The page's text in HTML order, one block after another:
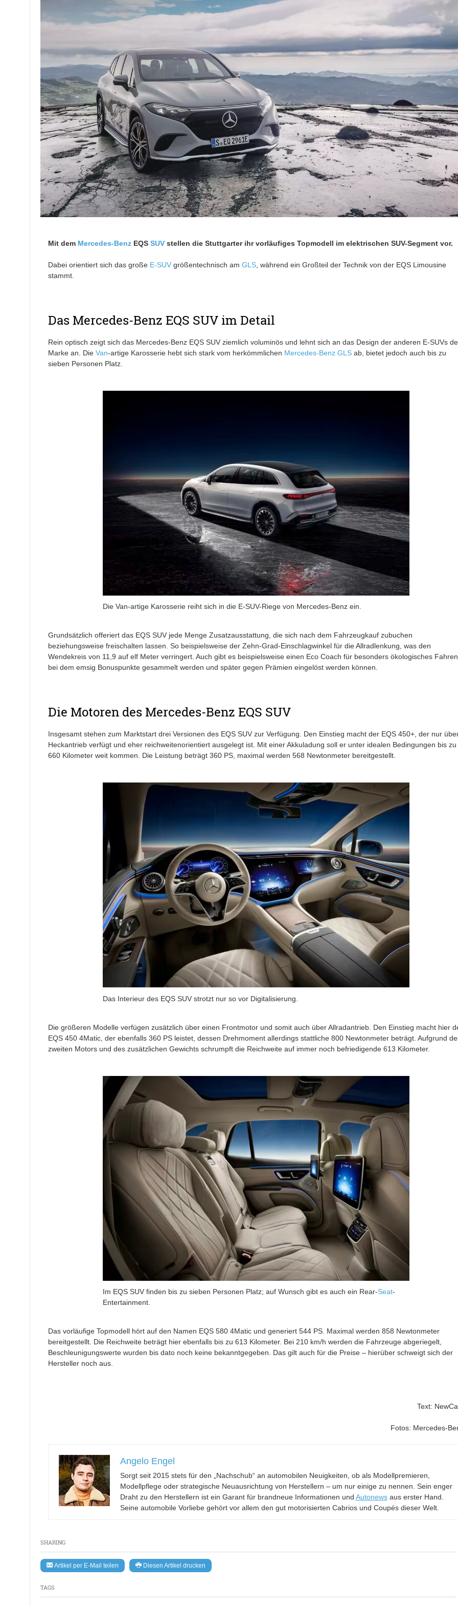
SHARING
Artikel per E-Mail teilen Diesen Artikel drucken
TAGS
Mit dem Mercedes-BenzEQS SUVstellen die Stuttgarter ihr vorläufiges Topmodell im elektrischen SUV-Segment vor.
Dabei orientiert sich das große E-SUVgrößentechnisch am GLS, während ein Großteil der Technik von der EQS Limousine
stammt.
Das Mercedes-Benz EQS SUV im Detail
Rein optisch zeigt sich das Mercedes-Benz EQS SUV ziemlich voluminös und lehnt sich an das Design der anderen E-SUVs
Marke an. Die Van-artige Karosserie hebt sich stark vom herkömmlichen Mercedes-Benz GLSab, bietet jedoch auch bis zu
sieben Personen Platz.
Die Van-artige Karosserie reiht sich in die E-SUV-Riege von Mercedes-Benz ein.
Grundsätzlich offeriert das EQS SUV jede Menge Zusatzausstattung, die sich nach dem Fahrzeugkauf zubuchen
beziehungsweise freischalten lassen. So beispielsweise der Zehn-Grad-Einschlagwinkel für die Allradlenkung, was den
Wendekreis von 11,9 auf elf Meter verringert. Auch gibt es beispielsweise einen Eco Coach für besonders ökologisches
bei dem emsig Bonuspunkte gesammelt werden und später gegen Prämien eingelöst werden können.
Die Motoren des Mercedes-Benz EQS SUV
Insgesamt stehen zum Marktstart drei Versionen des EQS SUV zur Verfügung. Den Einstieg macht der EQS 450+, der nur
Heckantrieb verfügt und eher reichweitenorientiert ausgelegt ist. Mit einer Akkuladung soll er unter idealen Bedingungen bis zu
660 Kilometer weit kommen. Die Leistung beträgt 360 PS, maximal werden 568 Newtonmeter bereitgestellt.
Das Interieur des EQS SUV strotzt nur so vor Digitalisierung.
Die größeren Modelle verfügen zusätzlich über einen Frontmotor und somit auch über Allradantrieb. Den Einstieg macht hier
EQS 450 4Matic, der ebenfalls 360 PS leistet, dessen Drehmoment allerdings stattliche 800 Newtonmeter beträgt. Aufgrund
zweiten Motors und des zusätzlichen Gewichts schrumpft die Reichweite auf immer noch befriedigende 613 Kilometer.
Im EQS SUV finden bis zu sieben Personen Platz; auf Wunsch gibt es auch ein Rear-Seat-
Entertainment.
Das vorläufige Topmodell hört auf den Namen EQS 580 4Matic und generiert 544 PS. Maximal werden 858 Newtonmeter
bereitgestellt. Die Reichweite beträgt hier ebenfalls bis zu 613 Kilometer. Bei 210 km/h werden die Fahrzeuge abgeriegelt,
Beschleunigungswerte wurden bis dato noch keine bekanntgegeben. Das gilt auch für die Preise – hierüber schweigt sich der
Hersteller noch aus.
Text:
Fotos: Mercedes-
Angelo Engel
Sorgt seit 2015 stets für den „Nachschub“ an automobilen Neuigkeiten, ob als Modellpremieren,
Modellpflege oder strategische Neuausrichtung von Herstellern – um nur einige zu nennen. Sein enger
Draht zu den Herstellern ist ein Garant für brandneue Informationen und Autonewsaus erster Hand.
Seine automobile Vorliebe gehört vor allem den gut motorisierten Cabrios und Coupés dieser Welt.